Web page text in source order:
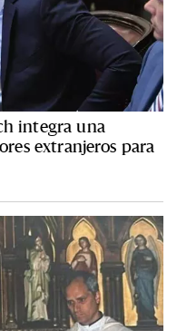
integra una
extranjeros para